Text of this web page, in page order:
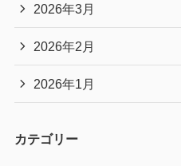
2026年3月
2026年2月
2026年1月
カテゴリー